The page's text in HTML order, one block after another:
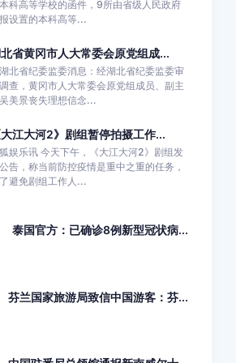
科高等学校的函件，9所由省级人民政府
设置的本科高等...
省黄冈市人大常委会原党组成...
北省纪委监委消息：经湖北省纪委监委审
查，黄冈市人大常委会原党组成员、副主
美景丧失理想信念...
大江大河2》剧组暂停拍摄工作...
娱乐讯 今天下午，《大江大河2》剧组发
告，称当前防控疫情是重中之重的任务，
避免剧组工作人...
泰国官方：已确诊8例新型冠状病...
芬兰国家旅游局致信中国游客：芬...